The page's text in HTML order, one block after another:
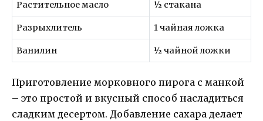
Растительное масло ½ стакана
Разрыхлитель 1 чайная ложка
Ванилин ½ чайной ложки
Приготовление морковного пирога с манкой
– это простой и вкусный способ насладиться
сладким десертом. Добавление сахара делает